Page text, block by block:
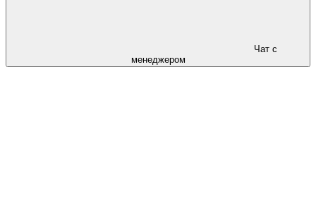
Чат с
менеджером